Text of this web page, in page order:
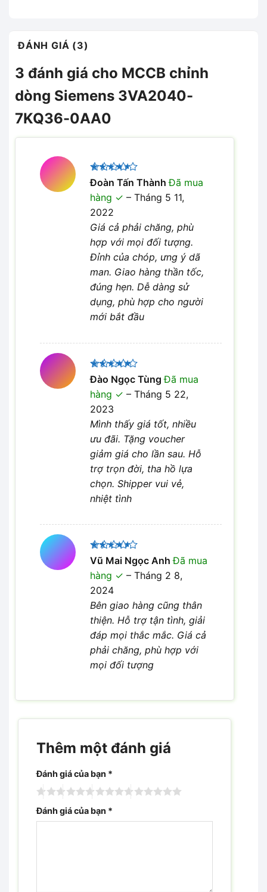
ĐÁNH GIÁ (3)
3 đánh giá cho MCCB chỉnh
dòng Siemens 3VA2040-
7KQ36-0AA0
Được
xếp hạng
45 sao
Đoàn Tấn ThànhĐã mua
hàng
– Tháng 5 11,
2022
Giá cả phải chăng, phù
hợp với mọi đối tượng.
Đỉnh của chóp, ưng ý dã
man. Giao hàng thần tốc,
đúng hẹn. Dễ dàng sử
dụng, phù hợp cho người
mới bắt đầu
Được xếp
hạng 55
sao
Đào Ngọc TùngĐã mua
hàng
– Tháng 5 22,
2023
Mình thấy giá tốt, nhiều
ưu đãi. Tặng voucher
giảm giá cho lần sau. Hỗ
trợ trọn đời, tha hồ lựa
chọn. Shipper vui vẻ,
nhiệt tình
Được
xếp hạng
45 sao
Vũ Mai Ngọc AnhĐã mua
hàng
– Tháng 2 8,
2024
Bên giao hàng cũng thân
thiện. Hỗ trợ tận tình, giải
đáp mọi thắc mắc. Giá cả
phải chăng, phù hợp với
mọi đối tượng
Thêm một đánh giá
Đánh giá của bạn *
Đánh giá của bạn *